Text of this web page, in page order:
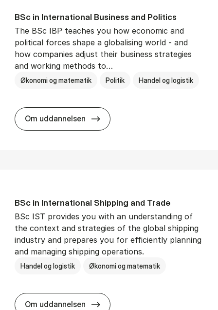
BSc in In­ter­na­tion­al Busi­ness and Polit­ics
The BSc IBP teaches you how economic and
political forces shape a globalising world - and
how companies adjust their business strategies
and working methods to…
Økonomi og matematik Politik Handel og logistik
Om uddannelsen BSc in In­ter­na­tion­al Busi­ness
BSc in In­ter­na­tion­al Ship­ping and Trade
BSc IST provides you with an understanding of
the context and strategies of the global shipping
industry and prepares you for efficiently planning
and managing shipping operations.
Handel og logistik Økonomi og matematik
Om uddannelsen BSc in In­ter­na­tion­al Ship­ping